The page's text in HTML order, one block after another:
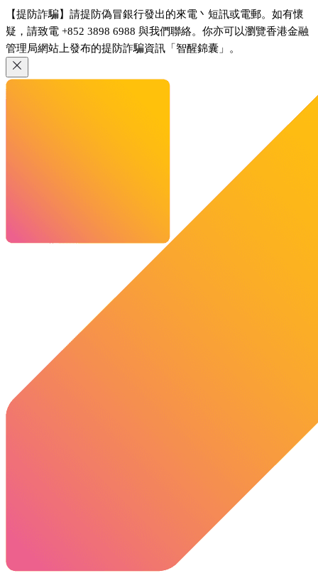
【提防詐騙】請提防偽冒銀行發出的來電丶短訊或電郵。如有懷
疑，請致電 +852 3898 6988 與我們聯絡。你亦可以瀏覽香港金融
管理局網站上發布的提防詐騙資訊「智醒錦囊」。